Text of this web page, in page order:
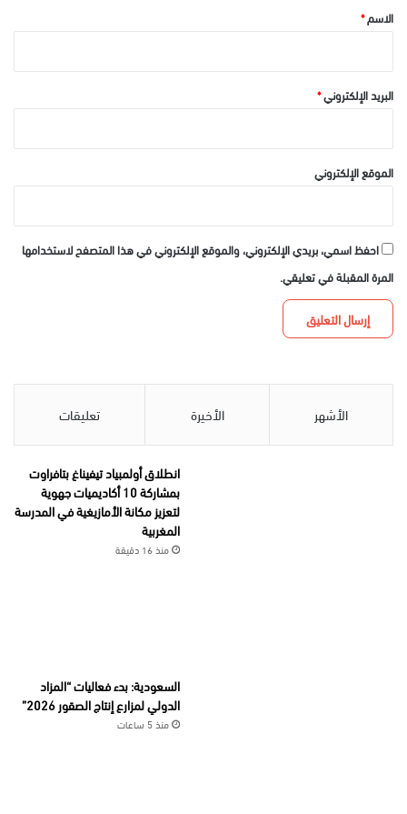
*الاسم*
البريد الإلكتروني*
الموقع الإلكتروني
احفظ اسمي، بريدي الإلكتروني، والموقع الإلكتروني في هذا المتصفح لاستخدامها
المرة المقبلة في تعليقي.
الأشهر الأخيرة تعليقات
انطلاق أولمبياد تيفيناغ بتافراوت
بمشاركة 10 أكاديميات جهوية
لتعزيز مكانة الأمازيغية في المدرسة
المغربية
منذ 16 دقيقة
السعودية: بدء فعاليات “المزاد
الدولي لمزارع إنتاج الصقور 2026”
منذ 5 ساعات